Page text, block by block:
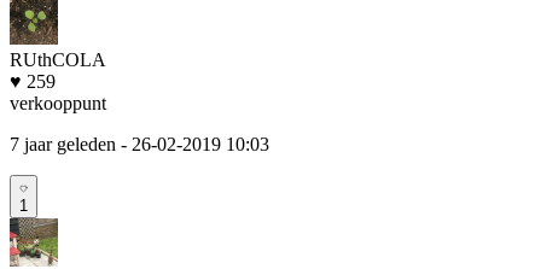
RUthCOLA
♥ 259
verkooppunt
7 jaar geleden - 26-02-2019 10:03
1